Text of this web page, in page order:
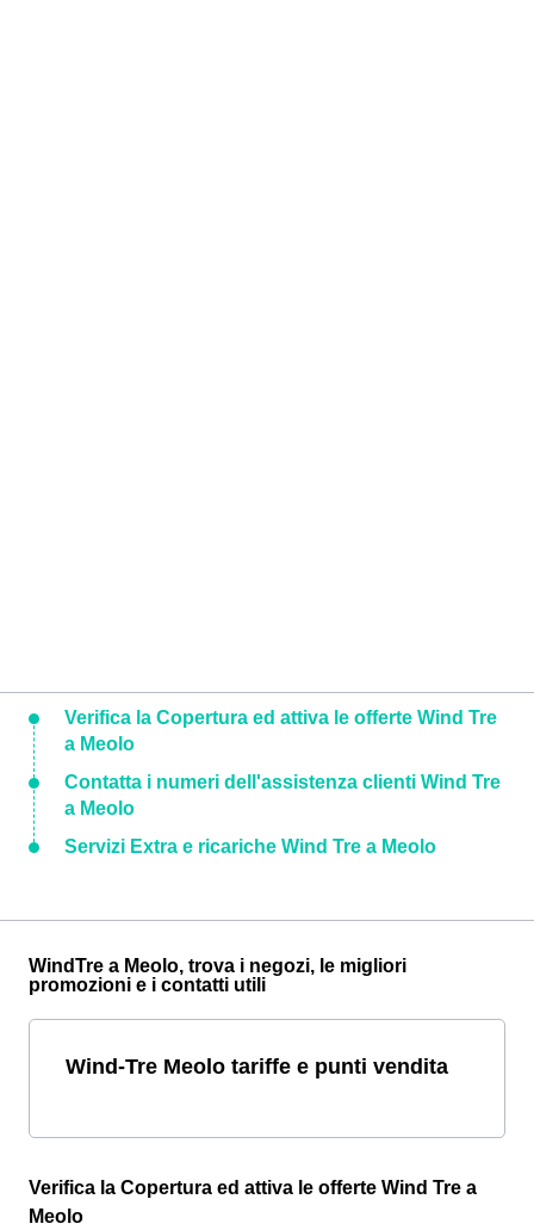
Verifica la Copertura ed attiva le offerte Wind Tre
a Meolo
Contatta i numeri dell'assistenza clienti Wind Tre
a Meolo
Servizi Extra e ricariche Wind Tre a Meolo
WindTre a Meolo, trova i negozi, le migliori
promozioni e i contatti utili
Wind-Tre Meolo tariffe e punti vendita
Verifica la Copertura ed attiva le offerte Wind Tre a
Meolo